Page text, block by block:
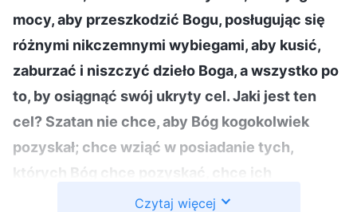
mocy, aby przeszkodzić Bogu, posługując się
różnymi nikczemnymi wybiegami, aby kusić,
zaburzać i niszczyć dzieło Boga, a wszystko po
to, by osiągnąć swój ukryty cel. Jaki jest ten
cel? Szatan nie chce, aby Bóg kogokolwiek
pozyskał; chce wziąć w posiadanie tych,
których Bóg chce pozyskać, chce ich
kontrolować, przejąć władzę nad nimi, chce,
Czytaj więcej